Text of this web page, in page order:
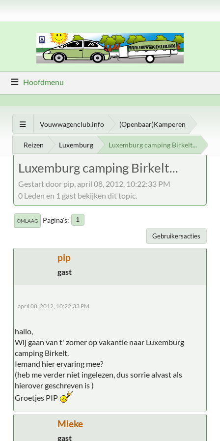
Hoofdmenu
Vouwwagenclub.info (Openbaar)Kamperen
Reizen Luxemburg Luxemburg camping Birkelt...
Luxemburg camping Birkelt...
Gestart door pip, april 08, 2012, 10:22:33 PM
0 Leden en 1 gast bekijken dit topic.
OMLAAG Pagina's 1
Gebruikersacties
pip
gast
april 08, 2012, 10:22:33 PM
hallo,
Wij gaan van t' zomer op vakantie naar Luxemburg
camping Birkelt.
Iemand hier ervaring mee?
(heb me verder niet ingelezen, dus sorrie alvast als
hierover geschreven is )
Groetjes PIP
Mieke
gast